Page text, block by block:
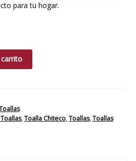
para tu hogar.
,Toalla Chiteco,Toallas,Toallas